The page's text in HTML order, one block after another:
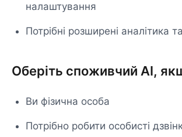
налаштування
Потрібні розширені аналітика та
Оберіть споживчий AI,
Ви фізична особа
Потрібно робити особисті